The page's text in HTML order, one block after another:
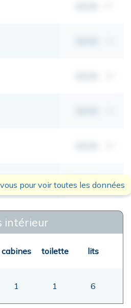
00,00
pour voir toutes les données
intérieur
cabines toilette lits
1 1 6